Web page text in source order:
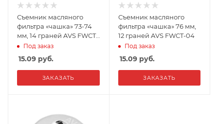
Съемник масляного
фильтра «чашка» 73-74
мм, 14 граней AVS FWCT-
03Под заказ
15.09 руб.
ЗАКАЗАТЬ
Съемник масляного
фильтра «чашка» 76 мм,
12 граней AVS FWCT-04
Под заказ
15.09руб.
ЗАКАЗАТЬ